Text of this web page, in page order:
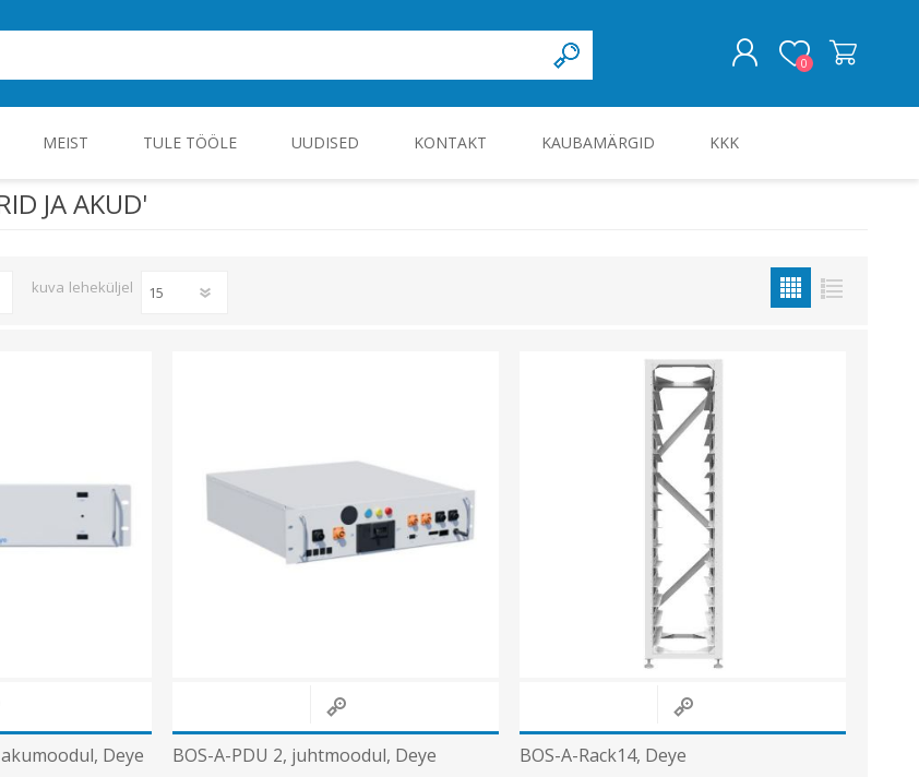
0
Päikeseenergia
laadijad ja komponendid
Metallkilbid, süvispaigaldus
Metallkilbid, pindpaigaldus
MEIST TULE TÖÖLE UUDISED KONTAKT KAUBAMÄRGID KKK
JA AKUD'
kuva leheküljel
Deye BOS-A-PDU 2, juhtmoodul, Deye BOS-A-Rack14, Deye